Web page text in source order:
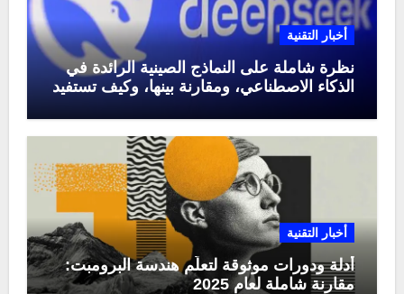
أخبار التقنية
نظرة شاملة على النماذج الصينية الرائدة في
الذكاء الاصطناعي، ومقارنة بينها، وكيف تستفيد
أخبار التقنية
أدلة ودورات موثوقة لتعلّم هندسة البرومبت:
مقارنة شاملة لعام 2025